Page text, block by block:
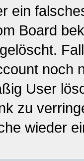
ein
Board
noch
User
zu
wieder